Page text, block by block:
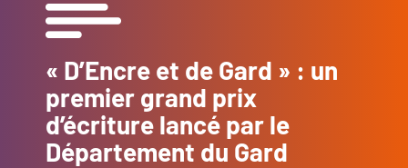
« D’Encre et de Gard » : un
premier grand prix
d’écriture lancé par le
Département du Gard